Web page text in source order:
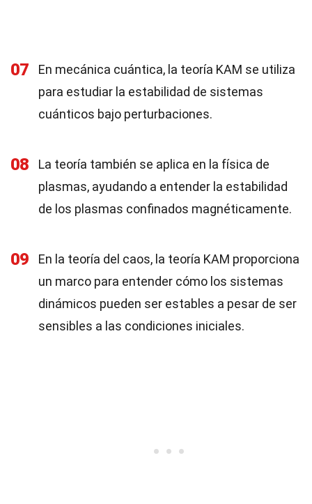
07
En mecánica cuántica, la teoría KAM se utiliza
para estudiar la estabilidad de sistemas
cuánticos bajo perturbaciones.
08
La teoría también se aplica en la física de
plasmas, ayudando a entender la estabilidad
de los plasmas confinados magnéticamente.
09
En la teoría del caos, la teoría KAM proporciona
un marco para entender cómo los sistemas
dinámicos pueden ser estables a pesar de ser
sensibles a las condiciones iniciales.